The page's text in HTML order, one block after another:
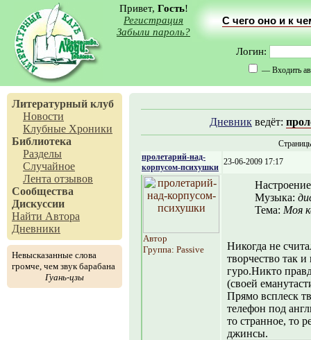
Привет, Гость!
Регистрация
Забыли пароль?
С чего оно и к
Логин:
— Входить
Литературный клуб
Новости
Клубные Хроники
Библиотека
Разделы
Случайное
Лента отзывов
Сообщества
Дискуссии
Найти Автора
Дневники
Невысказанные слова
громче, чем звук барабана
Гуань-цзы
Дневник ведёт:
пролетарий-над-
корпусом-психушки
23-06-2009 17:17
Автор
Группа: Passive
Музыка:
Тема: Моя
Никогда не
творчество так
гуро.Никто
(своей
Прямо всплеск
телефон под
то странное, то
джинсы.